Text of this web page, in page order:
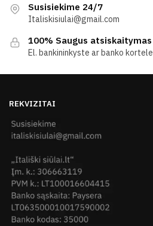
Susisiekime 24/7
Italiskisiulai@gmail.com
100% Saugus atsiskaitymas
El. bankininkyste ar banko kortele
REKVIZITAI